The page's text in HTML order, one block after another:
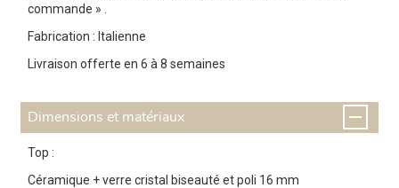
commande » .
Fabrication : Italienne
Livraison offerte en 6 à 8 semaines
Dimensions et matériaux
Top :
Céramique + verre cristal biseauté et poli 16 mm